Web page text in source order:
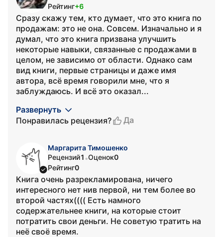
Рейтинг+6
Сразу скажу тем, кто думает, что это книга по
продажам: это не она. Совсем. Изначально и я
думал, что это книга призвана улучшить
некоторые навыки, связанные с продажами в
целом, не зависимо от области. Однако сам
вид книги, первые страницы и даже имя
автора, всё время говорили мне, что я
заблуждаюсь. И всё это оказал...
Развернуть
Понравилась рецензия?
Да
Маргарита Тимошенко
Рецензий1 •Оценок0
Рейтинг0
Книга очень разрекламирована, ничего
интересного нет нив первой, ни тем более во
второй частях(((( Есть намного
содержательнее книги, на которые стоит
потратить свои деньги. Не советую тратить на
неё своё время.